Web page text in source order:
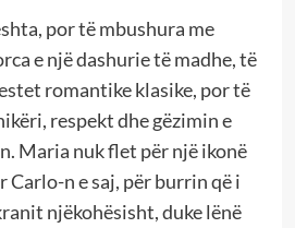
por të mbushura me
e një dashurie të madhe, të
romantike klasike, por të
respekt dhe gëzimin e
Maria nuk flet për një ikonë
Carlo-n e saj, për burrin që i
njëkohësisht, duke lënë